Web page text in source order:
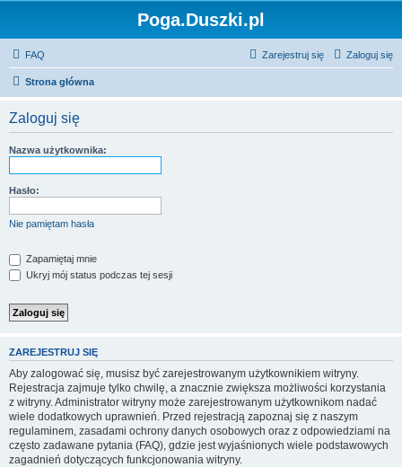
Poga.Duszki.pl
FAQ Zaloguj się
Zarejestruj się
Strona główna
Zaloguj się
Nazwa użytkownika:
Hasło:
Nie pamiętam hasła
Zapamiętaj mnie
Ukryj mój status podczas tej sesji
ZAREJESTRUJ SIĘ
Aby zalogować się, musisz być zarejestrowanym użytkownikiem witryny.
Rejestracja zajmuje tylko chwilę, a znacznie zwiększa możliwości korzystania
z witryny. Administrator witryny może zarejestrowanym użytkownikom nadać
wiele dodatkowych uprawnień. Przed rejestracją zapoznaj się z naszym
regulaminem, zasadami ochrony danych osobowych oraz z odpowiedziami na
często zadawane pytania (FAQ), gdzie jest wyjaśnionych wiele podstawowych
zagadnień dotyczących funkcjonowania witryny.